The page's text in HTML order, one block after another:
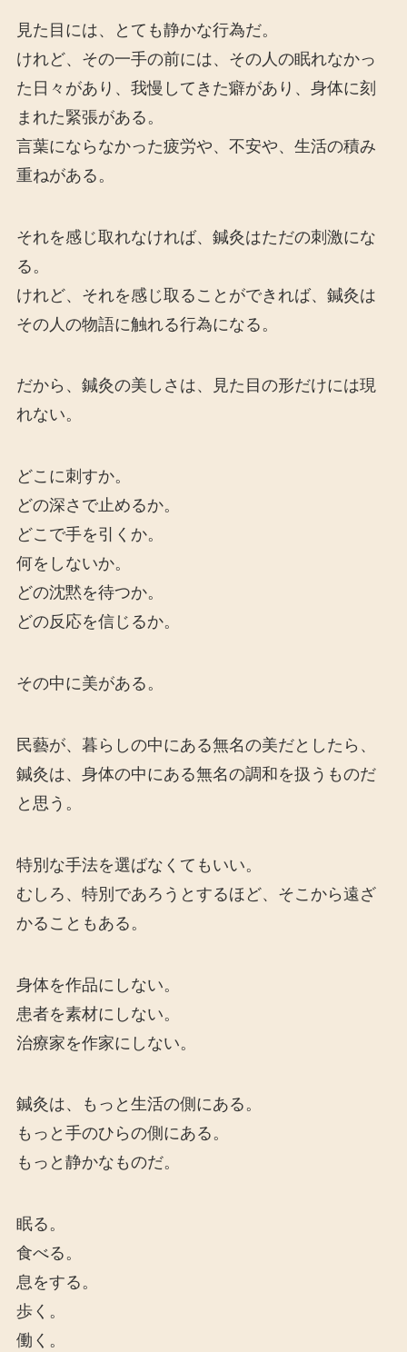
見た目には、とても静かな行為だ。
けれど、その一手の前には、その人の眠れなかっ
た日々があり、我慢してきた癖があり、身体に刻
まれた緊張がある。
言葉にならなかった疲労や、不安や、生活の積み
重ねがある。
それを感じ取れなければ、鍼灸はただの刺激にな
る。
けれど、それを感じ取ることができれば、鍼灸は
その人の物語に触れる行為になる。
だから、鍼灸の美しさは、見た目の形だけには現
れない。
どこに刺すか。
どの深さで止めるか。
どこで手を引くか。
何をしないか。
どの沈黙を待つか。
どの反応を信じるか。
その中に美がある。
民藝が、暮らしの中にある無名の美だとしたら、
鍼灸は、身体の中にある無名の調和を扱うものだ
と思う。
特別な手法を選ばなくてもいい。
むしろ、特別であろうとするほど、そこから遠ざ
かることもある。
身体を作品にしない。
患者を素材にしない。
治療家を作家にしない。
鍼灸は、もっと生活の側にある。
もっと手のひらの側にある。
もっと静かなものだ。
眠る。
食べる。
息をする。
歩く。
働く。